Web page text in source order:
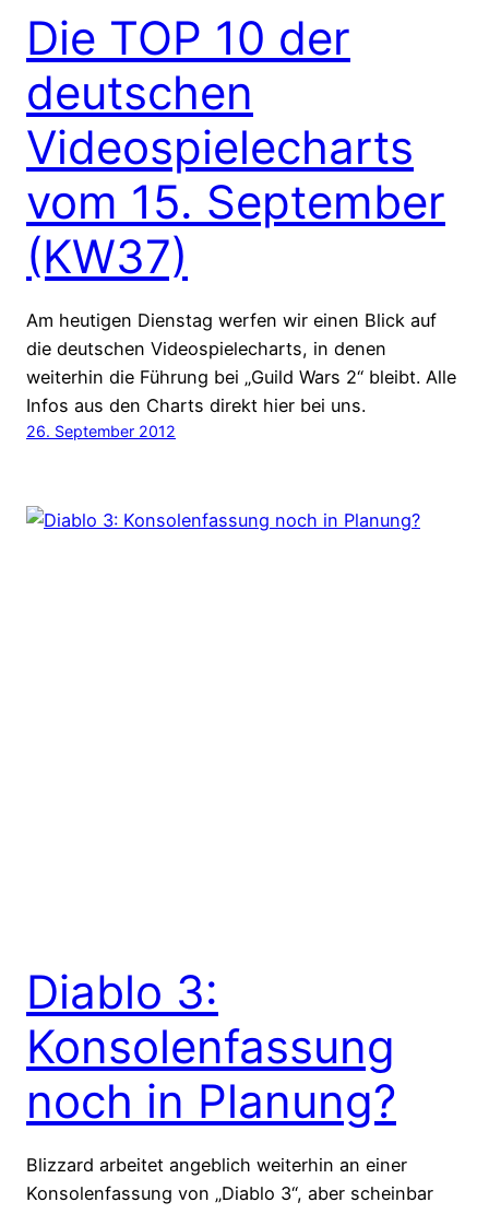
Die TOP 10 der
deutschen
Videospielecharts
vom 15. September
(KW37)
Am heutigen Dienstag werfen wir einen Blick auf
die deutschen Videospielecharts, in denen
weiterhin die Führung bei „Guild Wars 2“ bleibt. Alle
Infos aus den Charts direkt hier bei uns.
26. September 2012
Diablo 3:
Konsolenfassung
noch in Planung?
Blizzard arbeitet angeblich weiterhin an einer
Konsolenfassung von „Diablo 3“, aber scheinbar